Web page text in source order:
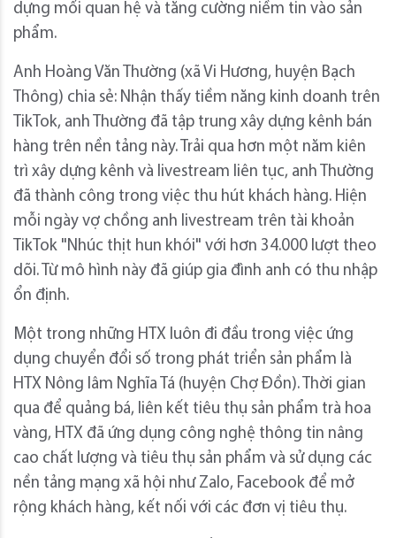
dựng mối quan hệ và tăng cường niềm tin vào sản
phẩm.
Anh Hoàng Văn Thường (xã Vi Hương, huyện Bạch
Thông) chia sẻ: Nhận thấy tiềm năng kinh doanh trên
TikTok, anh Thường đã tập trung xây dựng kênh bán
hàng trên nền tảng này. Trải qua hơn một năm kiên
trì xây dựng kênh và livestream liên tục, anh Thường
đã thành công trong việc thu hút khách hàng. Hiện
mỗi ngày vợ chồng anh livestream trên tài khoản
TikTok "Nhúc thịt hun khói" với hơn 34.000 lượt theo
dõi. Từ mô hình này đã giúp gia đình anh có thu nhập
ổn định.
Một trong những HTX luôn đi đầu trong việc ứng
dụng chuyển đổi số trong phát triển sản phẩm là
HTX Nông lâm Nghĩa Tá (huyện Chợ Đồn). Thời gian
qua để quảng bá, liên kết tiêu thụ sản phẩm trà hoa
vàng, HTX đã ứng dụng công nghệ thông tin nâng
cao chất lượng và tiêu thụ sản phẩm và sử dụng các
nền tảng mạng xã hội như Zalo, Facebook để mở
rộng khách hàng, kết nối với các đơn vị tiêu thụ.